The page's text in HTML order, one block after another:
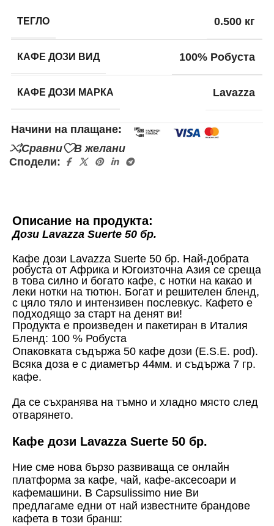
ТЕГЛО 0.500 кг
КАФЕ ДОЗИ ВИД 100% Робуста
КАФЕ ДОЗИ МАРКА Lavazza
Начини на плащане:
Сравни
В желани
Сподели:
Описание на продукта:
Дози Lavazza Suerte 50 бр.
Кафе дози Lavazza Suerte 50 бр. Най-добрата
робуста от Африка и Югоизточна Азия се среща
в това силно и богато кафе, с нотки на какао и
леки нотки на тютюн. Богат и решителен бленд,
с цяло тяло и интензивен послевкус. Кафето е
подходящо за старт на денят ви!
Продукта е произведен и пакетиран в Италия
Бленд: 100 % Робуста
Опаковката съдържа 50 кафе дози (E.S.E. pod).
Всяка доза е с диаметър 44мм. и съдържа 7 гр.
кафе.
Да се съхранява на тъмно и хладно място след
отварянето.
Кафе дози Lavazza Suerte 50 бр.
Ние сме нова бързо развиваща се онлайн
платформа за кафе, чай, кафе-аксесоари и
кафемашини. В Capsulissimo ние Ви
предлагаме едни от най известните брандове
кафета в този бранш: